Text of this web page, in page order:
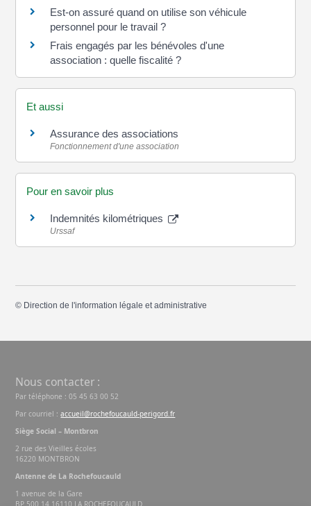
Est-on assuré quand on utilise son véhicule
personnel pour le travail ?
Frais engagés par les bénévoles d'une
association : quelle fiscalité ?
Et aussi
Assurance des associations
Fonctionnement d'une association
Pour en savoir plus
Indemnités kilométriques
Urssaf
© Direction de l'information légale et administrative
Nous contacter :
Par téléphone : 05 45 63 00 52
Par courriel :accueil@rochefoucauld-perigord.fr
Siège Social – Montbron
2 rue des Vieilles écoles
16220 MONTBRON
Antenne de La Rochefoucauld
1 avenue de la Gare
BP 500 14 16110 LA ROCHEFOUCAULD